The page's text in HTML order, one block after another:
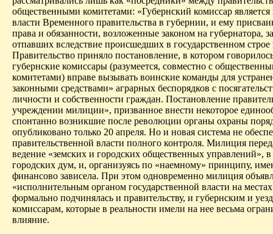
общественными комитетами: «Губернский комиссар является
власти Временного правительства в губернии, и ему
права и обязанности, возложенные законом на губернатора,
отпавших вследствие происшедших в государственном
Правительство приняло постановление, в котором
губернские комиссары (разумеется, совместно с
комитетами) вправе вызывать воинские команды для
законными средствами» аграрных беспорядков с
личности и собственности граждан. Постановление
учреждении милиции», призванное внести некоторое
спонтанно возникшие после революции органы охраны
опубликовано только 20 апреля. Но и новая система не
правительственной власти полного контроля. Милиция
ведение «земских и городских общественных управлений»,
городских дум, и, организуясь по «наемному» принципу,
финансово зависела. При этом одновременно милиция
«исполнительным органом государственной власти на
формально под­чи­нялась и правительству, и губернским и
комиссарам, которые в реальности имели на нее весьма
влияние.